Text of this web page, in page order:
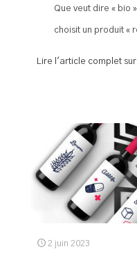
Que veut dire « bio
choisit un produit «
Lire l'article complet sur
2 juin 2023